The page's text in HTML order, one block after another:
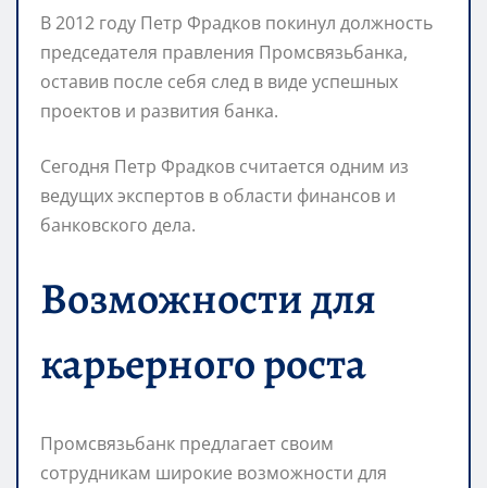
В 2012 году Петр Фрадков покинул должность
председателя правления Промсвязьбанка,
оставив после себя след в виде успешных
проектов и развития банка.
Сегодня Петр Фрадков считается одним из
ведущих экспертов в области финансов и
банковского дела.
Возможности для
карьерного роста
Промсвязьбанк предлагает своим
сотрудникам широкие возможности для